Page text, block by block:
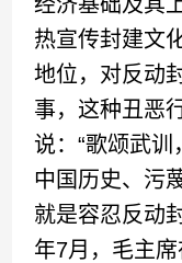
热宣传封建文
地位，对反动
事，这种丑恶
说：“歌颂武
中国历史、污
就是容忍反动
年7月，毛主席